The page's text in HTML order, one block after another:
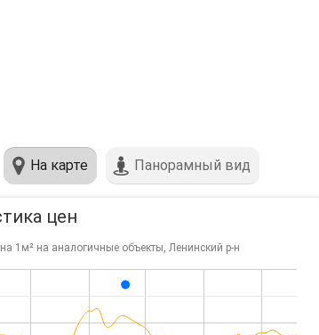
На карте Панорамный вид
цен
1м² на аналогичные объекты, Ленинский р-н